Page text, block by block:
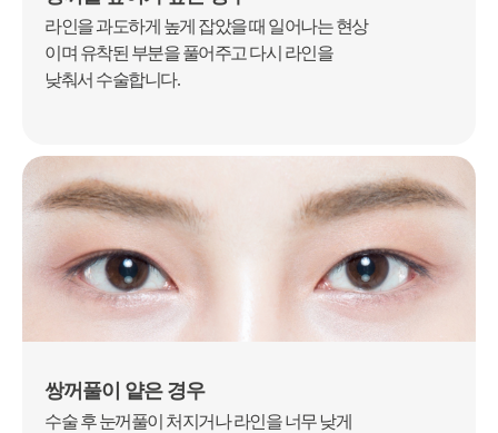
라인을 과도하게 높게 잡았을 때 일어나는 현상
이며 유착된 부분을 풀어주고 다시 라인을
낮춰서 수술합니다.
쌍꺼풀이 얕은 경우
수술 후 눈꺼풀이 처지거나 라인을 너무 낮게